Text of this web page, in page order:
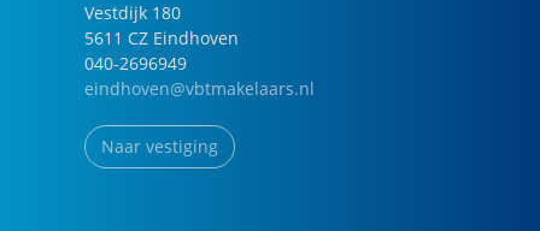
Vestdijk 180
5611 CZ Eindhoven
040-2696949
eindhoven@vbtmakelaars.nl
Naar vestiging